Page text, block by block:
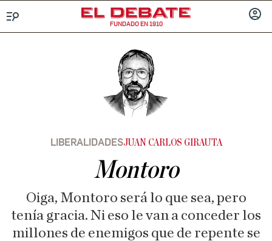
FUNDADO EN 1910
LIBERALIDADESJUAN CARLOS GIRAUTA
Montoro
Oiga, Montoro será lo que sea, pero
tenía gracia. Ni eso le van a conceder los
millones de enemigos que de repente se